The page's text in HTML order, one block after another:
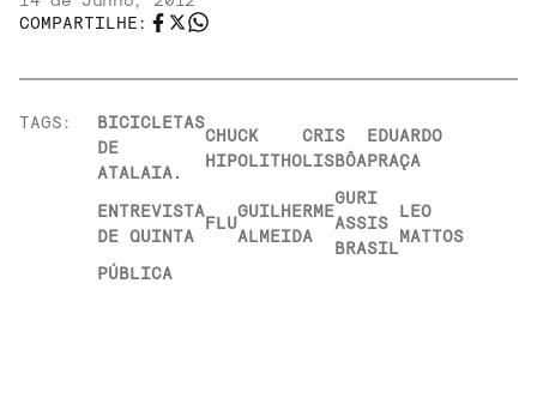
COMPARTILHE:
TAGS:
BICICLETAS
DE
ATALAIA.
CHUCK
HIPOLITHO
CRIS
LISBÔA
EDUARDO
PRAÇA
ENTREVISTA
DE QUINTA
FLU
GUILHERME
ALMEIDA
GURI
ASSIS
BRASIL
LEO
MATTOS
PÚBLICA